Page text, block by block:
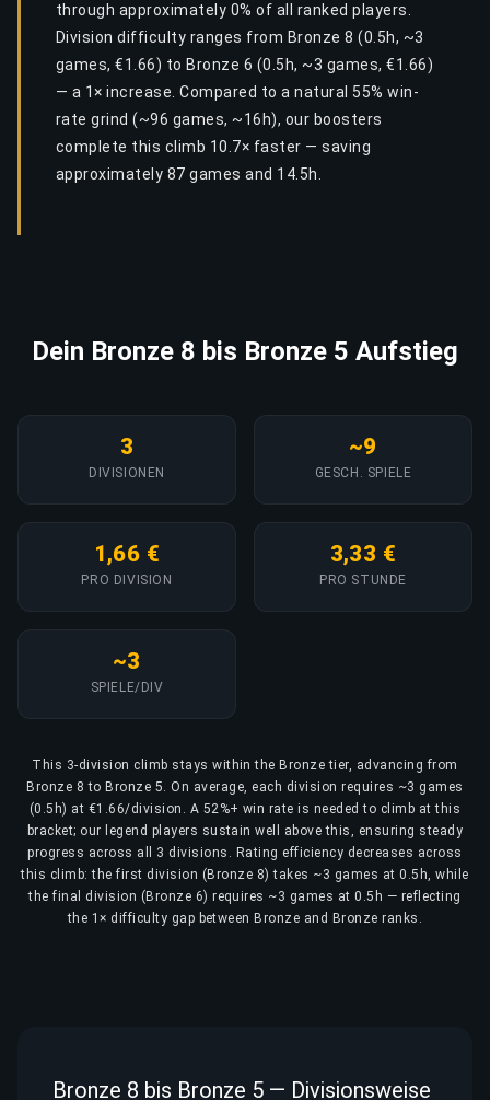
through approximately 0% of all ranked players.
Division difficulty ranges from Bronze 8 (0.5h, ~3
games, €1.66) to Bronze 6 (0.5h, ~3 games, €1.66)
— a 1× increase. Compared to a natural 55% win-
rate grind (~96 games, ~16h), our boosters
complete this climb 10.7× faster — saving
approximately 87 games and 14.5h.
Dein Bronze 8 bis Bronze 5 Aufstieg
3
DIVISIONEN
~9
GESCH. SPIELE
1,66 €
PRO DIVISION
3,33 €
PRO STUNDE
~3
SPIELE/DIV
This 3-division climb stays within the Bronze tier, advancing from
Bronze 8 to Bronze 5. On average, each division requires ~3 games
(0.5h) at €1.66/division. A 52%+ win rate is needed to climb at this
bracket; our legend players sustain well above this, ensuring steady
progress across all 3 divisions. Rating efficiency decreases across
this climb: the first division (Bronze 8) takes ~3 games at 0.5h, while
the final division (Bronze 6) requires ~3 games at 0.5h — reflecting
the 1× difficulty gap between Bronze and Bronze ranks.
Bronze 8 bis Bronze 5 — Divisionsweise